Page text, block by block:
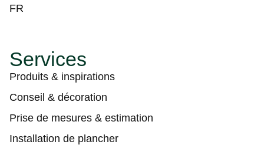
FR
Services
Produits & inspirations
Conseil & décoration
Prise de mesures & estimation
Installation de plancher